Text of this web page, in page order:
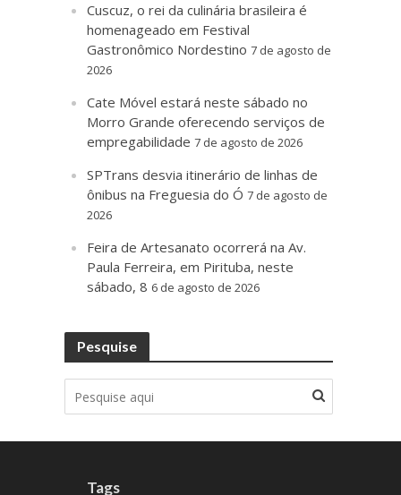
Cuscuz, o rei da culinária brasileira é
homenageado em Festival
Gastronômico Nordestino 7 de agosto de
2026
Cate Móvel estará neste sábado no
Morro Grande oferecendo serviços de
empregabilidade 7 de agosto de 2026
SPTrans desvia itinerário de linhas de
ônibus na Freguesia do Ó 7 de agosto de
2026
Feira de Artesanato ocorrerá na Av.
Paula Ferreira, em Pirituba, neste
sábado, 8 6 de agosto de 2026
Pesquise
Tags